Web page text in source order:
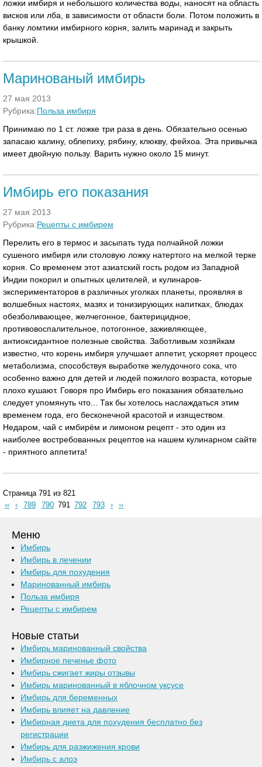
ложки имбиря и небольшого количества воды, наносят на область
висков или лба, в зависимости от области боли. Потом положить в
банку ломтики имбирного корня, залить маринад и закрыть
крышкой.
Маринованый имбирь
27 мая 2013
Рубрика:Польза имбиря
Принимаю по 1 ст. ложке три раза в день. Обязательно осенью
запасаю калину, облепиху, рябину, клюкву, фейхоа. Эта привычка
имеет двойную пользу. Варить нужно около 15 минут.
Имбирь его показания
27 мая 2013
Рубрика:Рецепты с имбирем
Перелить его в термос и засыпать туда полчайной ложки
сушеного имбиря или столовую ложку натертого на мелкой терке
корня. Со временем этот азиатский гость родом из Западной
Индии покорил и опытных целителей, и кулинаров-
экспериментаторов в различных уголках планеты, проявляя в
волшебных настоях, мазях и тонизирующих напитках, блюдах
обезболивающее, желчегонное, бактерицидное,
противовоспалительное, потогонное, заживляющее,
антиоксидантное полезные свойства. Заботливым хозяйкам
известно, что корень имбиря улучшает аппетит, ускоряет процесс
метаболизма, способствуя выработке желудочного сока, что
особенно важно для детей и людей пожилого возраста, которые
плохо кушают. Говоря про Имбирь его показания обязательно
следует упомянуть что... Так бы хотелось наслаждаться этим
временем года, его бесконечной красотой и изяществом.
Недаром, чай с имбирём и лимоном рецепт - это один из
наиболее востребованных рецептов на нашем кулинарном сайте
- приятного аппетита!
Страница 791 из 821
‹‹
‹ 789 790 791 792 793 › ››
Меню
Имбирь
Имбирь в лечении
Имбирь для похудения
Маринованный имбирь
Польза имбиря
Рецепты с имбирем
Новые статьи
Имбирь маринованный свойства
Имбирное печенье фото
Имбирь сжигает жиры отзывы
Имбирь маринованный в яблочном уксусе
Имбирь для беременных
Имбирь влияет на давление
Имбирная диета для похудения бесплатно без
регистрации
Имбирь для разжижения крови
Имбирь с алоэ